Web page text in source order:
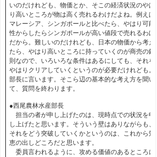
いのだけれども、物価とか、そこの経済状況のやは
り高いところが物は高く売れるわけだよね。例えば
マレーシア、シンガポールと比べたら、やはり可能
性からしたらシンガポールが高い値段で売れるわけ
だから。難しいのだけれども、日本の物価から考え
たら、やはり高いところに持っていくのが商売の鉄
則なので、いろいろな条件はあるにしても、それを
やはりクリアしていくというのが必要だけれども。
部長に言います。そこら辺の基本的な考え方を聞い
て、質問を終わります。
●西尾農林水産部長
担当の者が申し上げたのは、現時点での状況を申
し上げたと思います。そういう壁はありながらも、
それをどう突破していくかというのは、これから知
恵の出しどころだと思います。
委員言われるように、攻める価値のあるところに